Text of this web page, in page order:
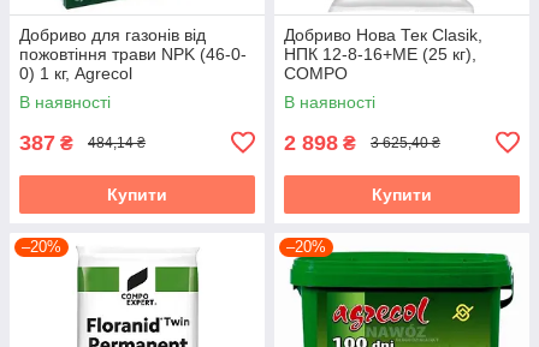
Добриво для газонів від
пожовтіння трави NPK (46-0-
0) 1 кг, Agrecol
В наявності
387 ₴ 484,14 ₴
Купити
Добриво Нова Тек Clasik,
НПК 12-8-16+МЕ (25 кг),
COMPO
В наявності
2 898 ₴ 3 625,40 ₴
Купити
–20% –20%